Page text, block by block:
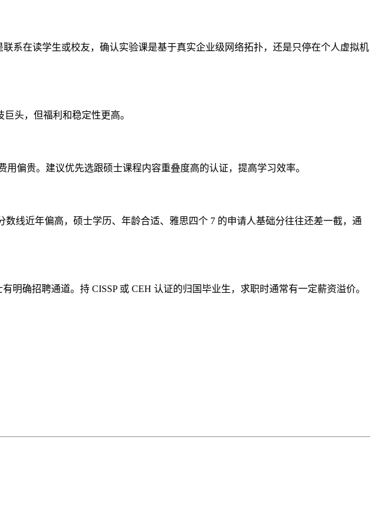
系在读学生或校友，确认实验课是基于真实企业级网络拓扑，还是只停在个人虚拟机
头，但福利和稳定性更高。
偏贵。建议优先选跟硕士课程内容重叠度高的认证，提高学习效率。
数线近年偏高，硕士学历、年龄合适、雅思四个 7 的申请人基础分往往还差一截，通
确招聘通道。持 CISSP 或 CEH 认证的归国毕业生，求职时通常有一定薪资溢价。